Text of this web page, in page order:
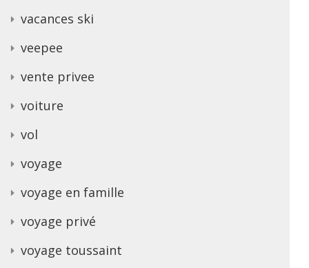
vacances ski
veepee
vente privee
voiture
vol
voyage
voyage en famille
voyage privé
voyage toussaint